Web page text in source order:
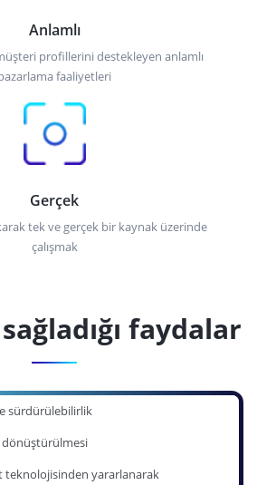
Anlamlı
profillerini destekleyen anlamlı
faaliyetleri
Gerçek
tek ve gerçek bir kaynak üzerinde
çalışmak
faydalar
sürdürülebilirlik
dönüştürülmesi
teknolojisinden yararlanarak